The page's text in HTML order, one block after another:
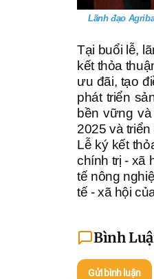
Lãnh đạo
Tại buổi lễ,
kết thỏa
ưu đãi, tạo
phát triển
bền vững
2025 và
Lễ ký kết
chính trị - xã
tế nông
tế - xã hội
Bình
Gửi bình luận